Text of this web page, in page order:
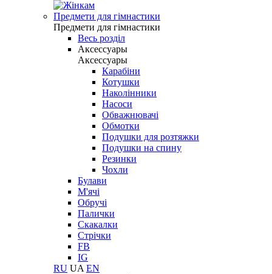
Предмети для гімнастики
Предмети для гімнастики
Весь розділ
Аксессуары
Аксессуары
Карабіни
Котушки
Наколінники
Насоси
Обважнювачі
Обмотки
Подушки для розтяжки
Подушки на спину
Резинки
Чохли
Булави
М'ячі
Обручі
Палички
Скакалки
Стрічки
FB
IG
RU UA EN